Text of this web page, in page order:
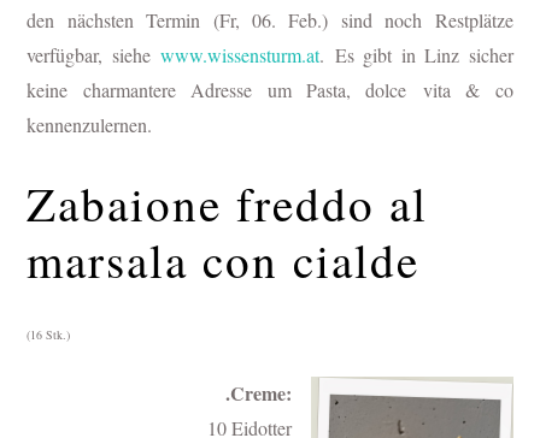
den nächsten Termin (Fr, 06. Feb.) sind noch Restplätze
verfügbar, siehewww.wissensturm.at. Es gibt in Linz sicher
keine charmantere Adresse um Pasta, dolce vita & co
kennenzulernen.
Zabaione freddo al
marsala con cialde
(16 Stk.)
.Creme:
10 Eidotter